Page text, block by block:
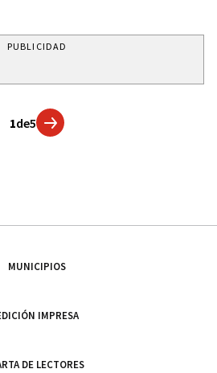
PUBLICIDAD
1de5
MUNICIPIOS
IMPRESA
DE LECTORES